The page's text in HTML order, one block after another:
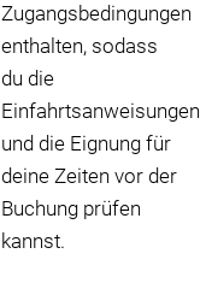
Zugangsbedingungen
enthalten, sodass
du die
Einfahrtsanweisungen
und die Eignung für
deine Zeiten vor der
Buchung prüfen
kannst.